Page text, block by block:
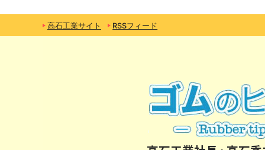
高石工業サイト RSSフィード